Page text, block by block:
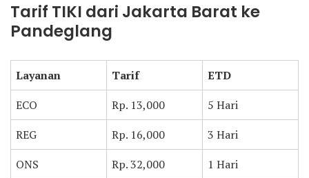
Tarif TIKI dari Jakarta Barat ke
Pandeglang
Layanan Tarif
ETD
ECO
Rp. 13,000
5 Hari
REG
Rp. 16,000
3 Hari
ONS
Rp. 32,000 1 Hari